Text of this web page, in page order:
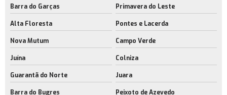
Barra do Garças Primavera do Leste
Alta Floresta Pontes e Lacerda
Nova Mutum Campo Verde
Juína Colniza
Guarantã do Norte Juara
Barra do Bugres
Peixoto de Azevedo